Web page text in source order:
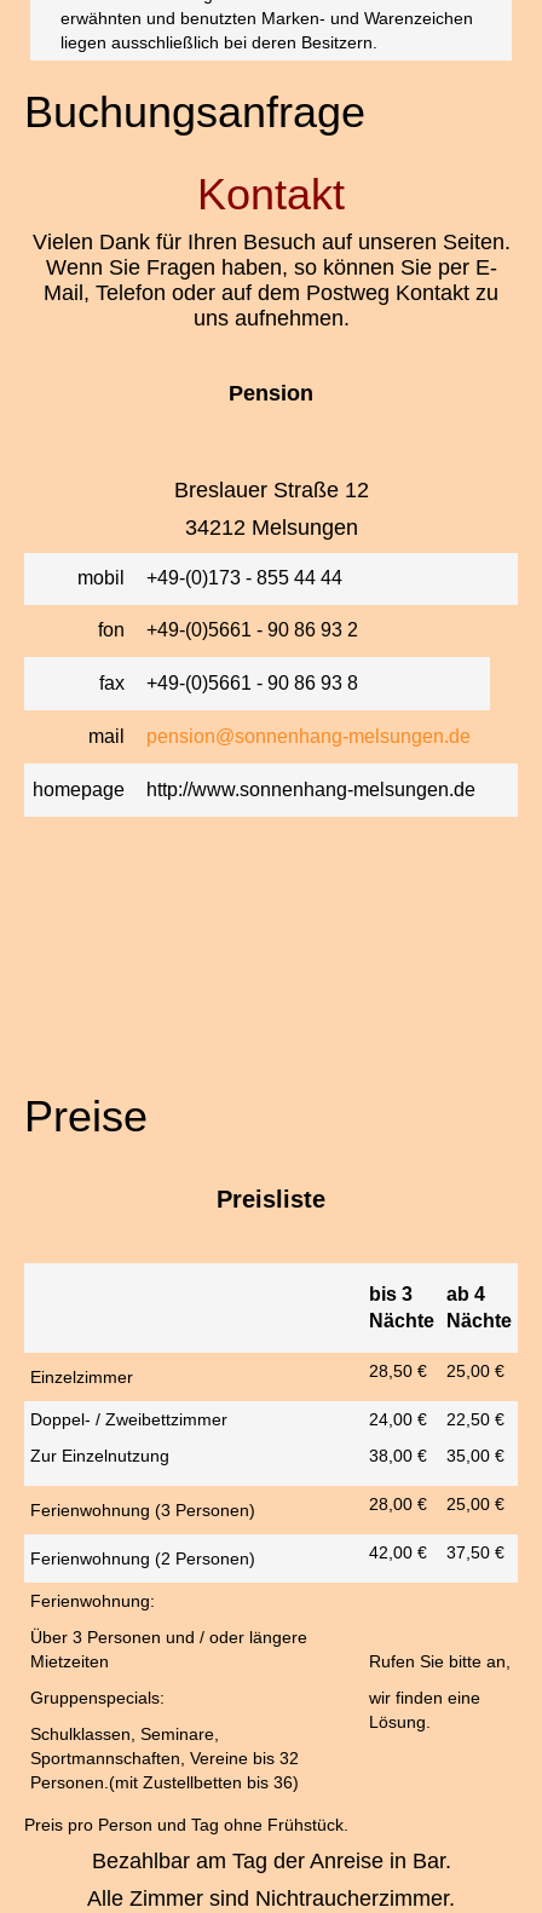
erwähnten und benutzten Marken- und Warenzeichen
liegen ausschließlich bei deren Besitzern.
Buchungsanfrage
Kontakt
Vielen Dank für Ihren Besuch auf unseren Seiten.
Wenn Sie Fragen haben, so können Sie per E-
Mail, Telefon oder auf dem Postweg Kontakt zu
uns aufnehmen.
Pension
Breslauer Straße 12
34212 Melsungen
mobil +49-(0)173 - 855 44 44
fon +49-(0)5661 - 90 86 93 2
fax +49-(0)5661 - 90 86 93 8
mail pension@sonnenhang-melsungen.de
homepage http://www.sonnenhang-melsungen.de
Preise
Preisliste
bis 3
Nächte
ab 4
Nächte
Einzelzimmer 28,50 € 25,00 €
Doppel- / Zweibettzimmer
Zur Einzelnutzung
24,00 €
38,00 €
22,50 €
35,00 €
Ferienwohnung (3 Personen) 28,00 € 25,00 €
Ferienwohnung (2 Personen) 42,00 € 37,50 €
Ferienwohnung:
Über 3 Personen und / oder längere
Mietzeiten
Gruppenspecials:
Schulklassen, Seminare,
Sportmannschaften, Vereine bis 32
Personen.(mit Zustellbetten bis 36)
Rufen Sie bitte an,
wir finden eine
Lösung.
Preis pro Person und Tag ohne Frühstück.
Bezahlbar am Tag der Anreise in Bar.
Alle Zimmer sind Nichtraucherzimmer.